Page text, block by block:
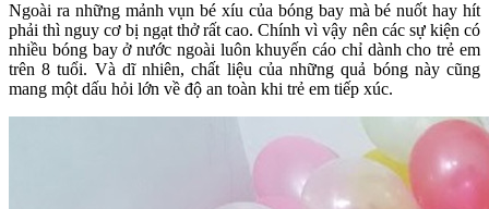
Ngoài ra những mảnh vụn bé xíu của bóng bay mà bé nuốt hay hít
phải thì nguy cơ bị ngạt thở rất cao. Chính vì vậy nên các sự kiện có
nhiều bóng bay ở nước ngoài luôn khuyến cáo chỉ dành cho trẻ em
trên 8 tuổi. Và dĩ nhiên, chất liệu của những quả bóng này cũng
mang một dấu hỏi lớn về độ an toàn khi trẻ em tiếp xúc.